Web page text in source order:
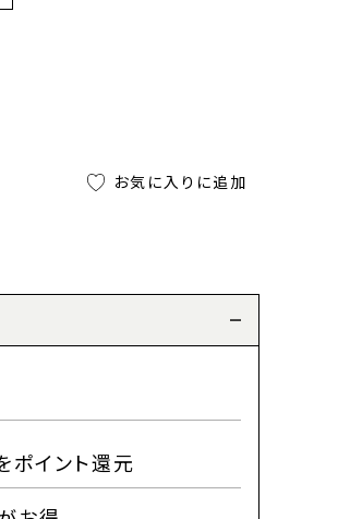
お気に入りに追加
ポイント還元